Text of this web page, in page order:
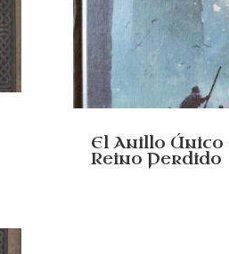
El Anillo Único
Reino Perdido